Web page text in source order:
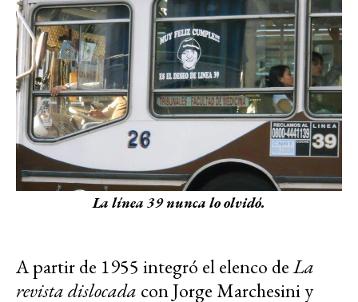
La línea 39 nunca lo olvidó.
A partir de 1955 integró el elenco deLa
revista dislocada con Jorge Marchesini y